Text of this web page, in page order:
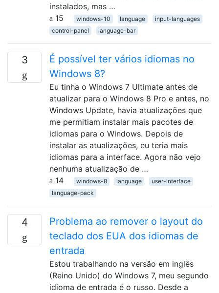
instalados, mas …
15
windows-10 language
input-languages
control-panel
language-bar
3
É possível ter vários idiomas no
Windows 8?
Eu tinha o Windows 7 Ultimate antes de
atualizar para o Windows 8 Pro e antes, no
Windows Update, havia atualizações que
me permitiam instalar mais pacotes de
idiomas para o Windows. Depois de
instalar as atualizações, eu teria mais
idiomas para a interface. Agora não vejo
nenhuma atualização de …
14
windows-8 language
user-interface
language-pack
4
Problema ao remover o layout do
teclado dos EUA dos idiomas de
entrada
Estou trabalhando na versão em inglês
(Reino Unido) do Windows 7, meu segundo
idioma de entrada é o russo. Desde a